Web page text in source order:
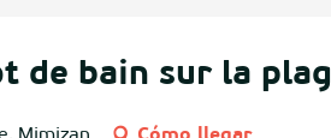
de bain sur la